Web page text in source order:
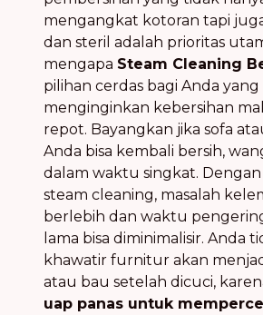
mengangkat kotoran tapi
dan steril adalah prioritas
mengapa Steam Cleaning
pilihan cerdas bagi Anda yang
menginginkan kebersihan
repot. Bayangkan jika sofa
Anda bisa kembali bersih,
dalam waktu singkat.
steam cleaning, masalah
berlebih dan waktu
lama bisa diminimalisir. Anda
khawatir furnitur akan
atau bau setelah dicuci,
uap panas untuk